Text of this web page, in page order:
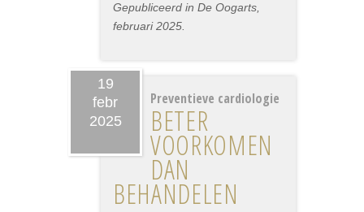
Gepubliceerd in De Oogarts,
februari 2025.
19
febr
2025
Preventieve cardiologie
BETER
VOORKOMEN
DAN
BEHANDELEN